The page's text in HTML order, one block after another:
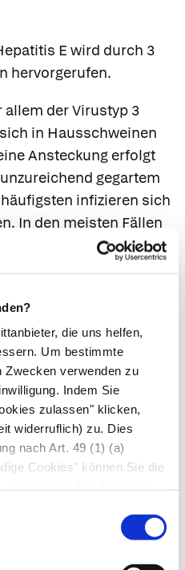
die uns helfen,
Um bestimmte
Zwecken verwenden zu
Indem Sie
zulassen" klicken,
widerruflich) zu. Dies
nach Art. 49 (1) (a)
Cookies" können Sie die
E wird durch 3
hervorgerufen.
der Virustyp 3
in Hausschweinen
Ansteckung erfolgt
gegartem
infizieren sich
In den meisten Fällen
kaum Symptome und
spontan. Wenn
auftreten. Neben den
mit
und Gelbsucht sind
oder
1 und 2 kommen
Ländern vor
A fäkal-oral, z. B.
übertragen.
der Erkrankung ist
% der Fälle heilt sie
ist allerdings bei